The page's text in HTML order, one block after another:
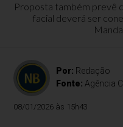
Proposta também prevê
facial deverá ser
Por: Redação
Fonte: Agência
08/01/2026 às 15h43